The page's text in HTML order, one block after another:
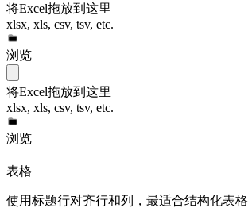
将Excel拖放到这里
xlsx, xls, csv, tsv, etc.
浏览
将Excel拖放到这里
xlsx, xls, csv, tsv, etc.
浏览
表格
使用标题行对齐行和列，最适合结构化表格